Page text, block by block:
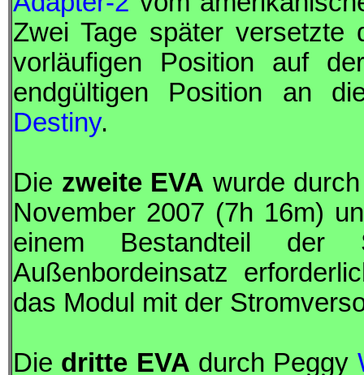
Zwei Tage später
vorläufigen Position auf
endgültigen Position an
Destiny.
Die zweite EVA wurde
November 2007 (7h 16m)
einem Bestandteil
Außenbordeinsatz
das Modul mit der
Die dritte EVA durch Peggy